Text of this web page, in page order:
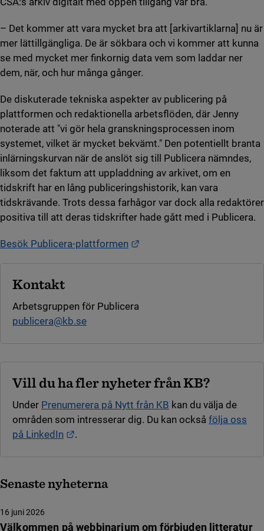
– Det kommer att vara mycket bra att [arkivartiklarna] nu är
mer lättillgängliga. De är sökbara och vi kommer att kunna
se med mycket mer finkornig data vem som laddar ner
dem, när, och hur många gånger.
De diskuterade tekniska aspekter av publicering på
plattformen och redaktionella arbetsflöden, där Jenny
noterade att "vi gör hela granskningsprocessen inom
systemet, vilket är mycket bekvämt." Den potentiellt branta
inlärningskurvan när de anslöt sig till Publicera nämndes,
liksom det faktum att uppladdning av arkivet, om en
tidskrift har en lång publiceringshistorik, kan vara
tidskrävande. Trots dessa farhågor var dock alla redaktörer
positiva till att deras tidskrifter hade gått med i Publicera.
Besök Publicera-plattformen
Kontakt
Arbetsgruppen för Publicera
publicera@kb.se
Vill du ha fler nyheter från KB?
Under Prenumerera på Nytt från KB kan du välja de
områden som intresserar dig. Du kan också följa oss
på LinkedIn
Länk till annan webbplats.
.
Senaste nyheterna
Välkommen på webbinarium om förbjuden litteratur
16 juni 2026